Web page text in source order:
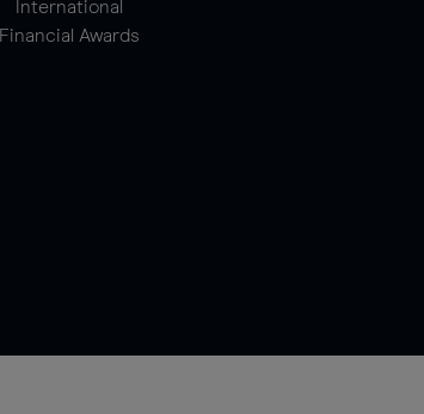
International
Financial Awards